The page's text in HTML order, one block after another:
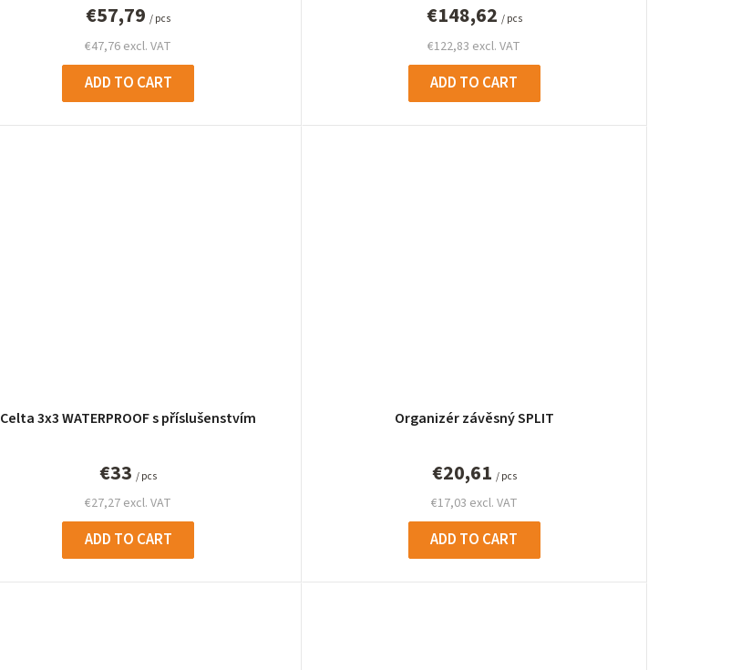
€47,76 excl. VAT
€57,79/ pcs
ADD TO CART
€122,83 excl. VAT
€148,62 / pcs
ADD TO CART
Celta 3x3 WATERPROOF s příslušenstvím
€27,27 excl. VAT
€33/ pcs
ADD TO CART
Organizér závěsný SPLIT
€17,03 excl. VAT
€20,61 / pcs
ADD TO CART